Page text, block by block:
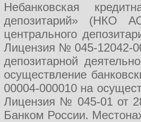
Небанковская
депозитарий» (НКО
центрального
Лицензия № 045-12042-
депозитарной
осуществление
00004-000010 на
Лицензия № 045-01 от
Банком России.